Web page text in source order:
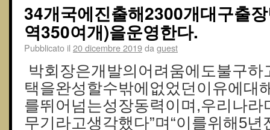
34개국에진출해2300개대구출
역350여개)을운영한다.
Pubblicato il 20 dicembre 2019da guest
박회장은개발의어려움에도불구
택을완성할수밖에없었던이유에대
를뛰어넘는성장동력이며,우리나
무기라고생각했다”며“이를위해5